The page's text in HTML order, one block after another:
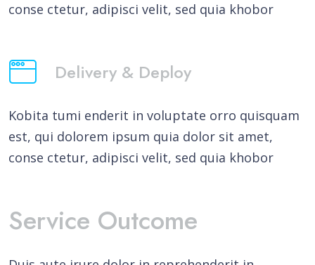
conse ctetur, adipisci velit, sed quia khobor
Delivery & Deploy
Kobita tumi enderit in voluptate orro quisquam
est, qui dolorem ipsum quia dolor sit amet,
conse ctetur, adipisci velit, sed quia khobor
Service Outcome